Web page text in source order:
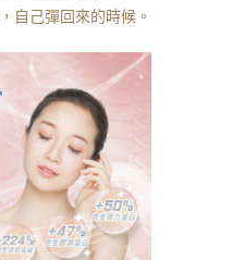
自己彈回來的時候。